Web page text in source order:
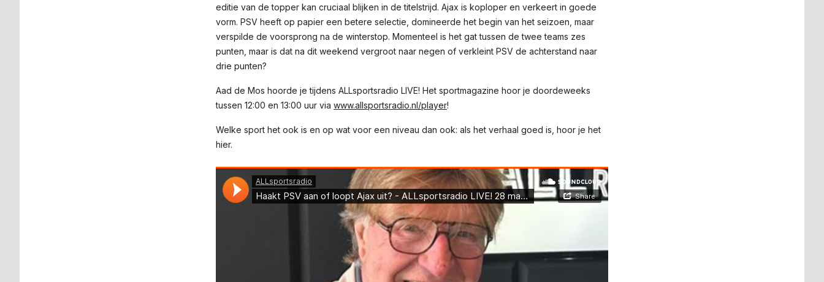
editie van de topper kan cruciaal blijken in de titelstrijd. Ajax is koploper en verkeert in goede
vorm. PSV heeft op papier een betere selectie, domineerde het begin van het seizoen, maar
verspilde de voorsprong na de winterstop. Momenteel is het gat tussen de twee teams zes
punten, maar is dat na dit weekend vergroot naar negen of verkleint PSV de achterstand naar
drie punten?
Aad de Mos hoorde je tijdens ALLsportsradio LIVE! Het sportmagazine hoor je doordeweeks
tussen 12:00 en 13:00 uur via www.allsportsradio.nl/player!
Welke sport het ook is en op wat voor een niveau dan ook: als het verhaal goed is, hoor je het
hier.